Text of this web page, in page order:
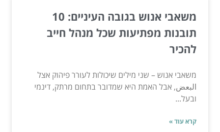
משאבי אנוש בגובה העיניים: 10
תובנות מפתיעות שכל מנהל חייב
להכיר
משאבי אנוש – שני מילים שיכולות לעורר פיהוק אצל
البعض, אבל האמת היא שמדובר בתחום מרתק, דינמי
ובעל...
קרא עוד »